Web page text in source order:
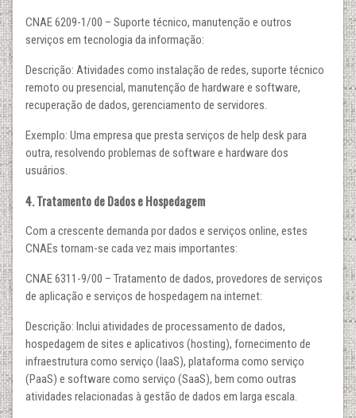
CNAE 6209-1/00 – Suporte técnico, manutenção e outros
serviços em tecnologia da informação:
Descrição: Atividades como instalação de redes, suporte técnico
remoto ou presencial, manutenção de hardware e software,
recuperação de dados, gerenciamento de servidores.
Exemplo: Uma empresa que presta serviços de help desk para
outra, resolvendo problemas de software e hardware dos
usuários.
4. Tratamento de Dados e Hospedagem
Com a crescente demanda por dados e serviços online, estes
CNAEs tornam-se cada vez mais importantes:
CNAE 6311-9/00 – Tratamento de dados, provedores de serviços
de aplicação e serviços de hospedagem na internet:
Descrição: Inclui atividades de processamento de dados,
hospedagem de sites e aplicativos (hosting), fornecimento de
infraestrutura como serviço (IaaS), plataforma como serviço
(PaaS) e software como serviço (SaaS), bem como outras
atividades relacionadas à gestão de dados em larga escala.